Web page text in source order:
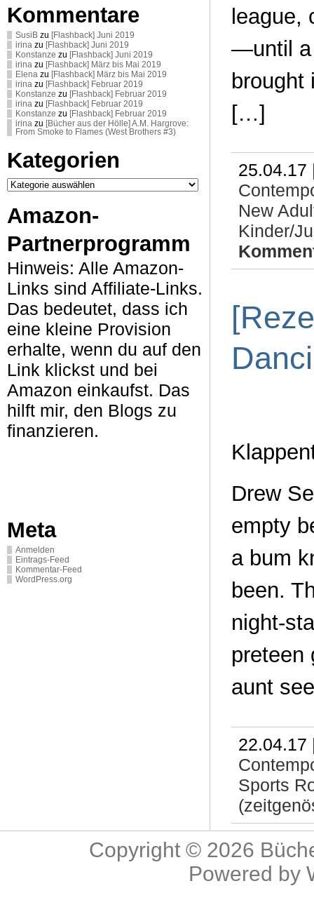
Kommentare
SusiB zu [Flashback] Juni 2019
irina zu [Flashback] Juni 2019
Konstanze zu [Flashback] Juni 2019
irina zu [Flashback] März bis Mai 2019
Elena zu [Flashback] März bis Mai 2019
irina zu [Flashback] Februar 2019
Konstanze zu [Flashback] Februar 2019
irina zu [Flashback] Februar 2019
Konstanze zu [Flashback] Februar 2019
irina zu [Bücher aus der Hölle] A.M. Hargrove:
From Smoke to Flames (West Brothers #3)
Kategorien
Kategorien
Amazon-
Partnerprogramm
Hinweis: Alle Amazon-
Links sind Affiliate-Links.
Das bedeutet, dass ich
eine kleine Provision
erhalte, wenn du auf den
Link klickst und bei
Amazon einkaufst. Das
hilft mir, den Blogs zu
finanzieren.
Meta
Anmelden
Eintrags-Feed
Kommentar-Feed
WordPress.org
league,
—until a
brought
[…]
New
Kinder/
Drew
empty
a bum
been.
night-
preteen
aunt
Sports
Copyright © 2026
Powered by